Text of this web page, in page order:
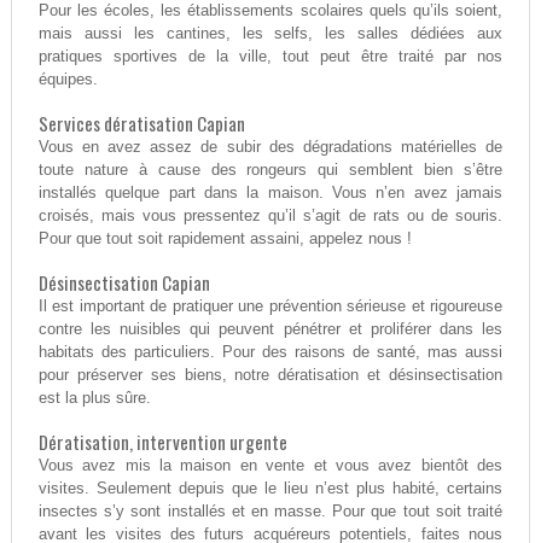
Pour les écoles, les établissements scolaires quels qu’ils soient,
mais aussi les cantines, les selfs, les salles dédiées aux
pratiques sportives de la ville, tout peut être traité par nos
équipes.
Services dératisation Capian
Vous en avez assez de subir des dégradations matérielles de
toute nature à cause des rongeurs qui semblent bien s’être
installés quelque part dans la maison. Vous n’en avez jamais
croisés, mais vous pressentez qu’il s’agit de rats ou de souris.
Pour que tout soit rapidement assaini, appelez nous !
Désinsectisation Capian
Il est important de pratiquer une prévention sérieuse et rigoureuse
contre les nuisibles qui peuvent pénétrer et proliférer dans les
habitats des particuliers. Pour des raisons de santé, mas aussi
pour préserver ses biens, notre dératisation et désinsectisation
est la plus sûre.
Dératisation, intervention urgente
Vous avez mis la maison en vente et vous avez bientôt des
visites. Seulement depuis que le lieu n’est plus habité, certains
insectes s’y sont installés et en masse. Pour que tout soit traité
avant les visites des futurs acquéreurs potentiels, faites nous